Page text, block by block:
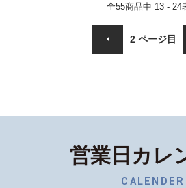
全55商品中 13 - 24
2 ページ目
営業日カレ
CALENDER